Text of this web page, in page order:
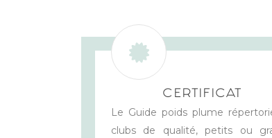
CERTIFICAT
Le Guide poids plume
clubs de qualité, petits ou